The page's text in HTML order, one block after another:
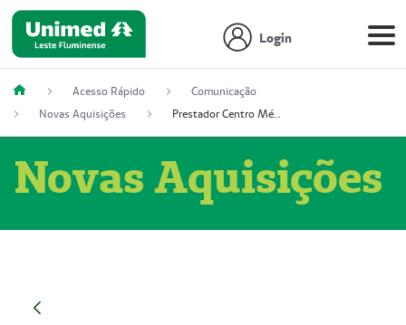
Login
Acesso Rápido
Comunicação
Novas Aquisições
Prestador Centro Médico Vitória Ltda, 51004350-4: Centro Médico Vitória Ltda (Nome Fantasia: Policlínica Master)
Novas Aquisições